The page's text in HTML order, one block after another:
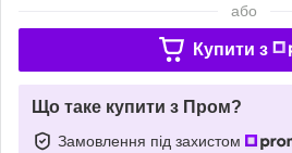
або
Купити з
Що таке купити з Пром?
Замовлення під захистом